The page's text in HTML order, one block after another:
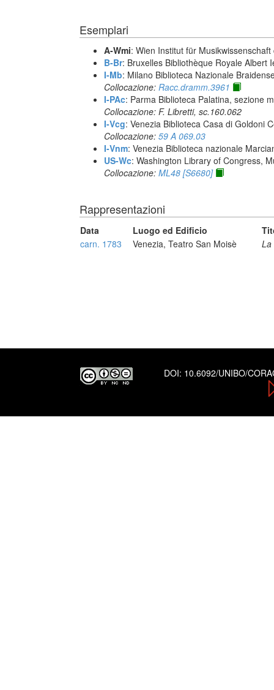
Esemplari
A-Wmi: Wien Institut für
B-Br: Bruxelles Bibliothèque Royale Albert
I-Mb: Milano Biblioteca Nazionale
Collocazione: Racc.dramm.3961
I-PAc: Parma Biblioteca Palatina, sezione
Collocazione: F. Libretti, sc.160.062
I-Vcg: Venezia Biblioteca Casa di Goldoni
Collocazione: 59 A 069.03
I-Vnm: Venezia Biblioteca nazionale
US-Wc: Washington Library of Congress,
Collocazione: ML48 [S6680]
Rappresentazioni
Data Luogo ed Edificio
carn. 1783
Venezia, Teatro San Moisè La
DOI: 10.6092/UNIBO/